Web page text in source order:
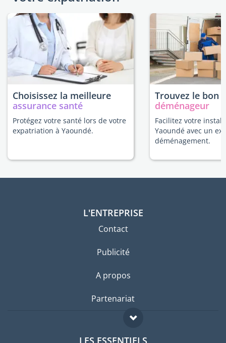
Choisissez la meilleure
assurance santé
Protégez votre santé lors de votre
expatriation à Yaoundé.
Trouvez le bon
déménageur
Facilitez votre
Yaoundé avec un
déménagement.
L'ENTREPRISE
Contact
Publicité
A propos
Partenariat
LES ESSENTIELS